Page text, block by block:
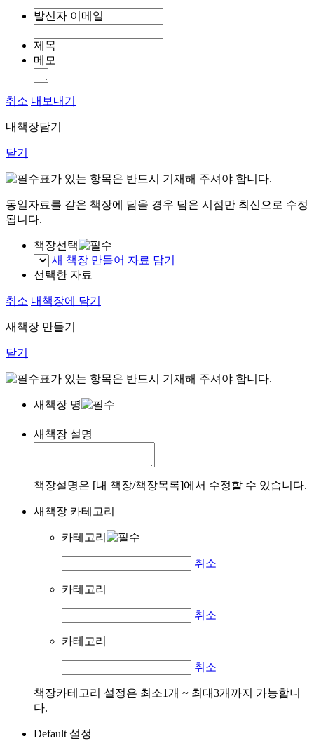
발신자 이메일
제목
메모
취소 내보내기
내책장담기
닫기
표가 있는 항목은 반드시 기재해 주셔야 합니다.
동일자료를 같은 책장에 담을 경우 담은 시점만 최신으로 수정
됩니다.
책장선택
새 책장 만들어 자료 담기
선택한 자료
취소 내책장에 담기
새책장 만들기
닫기
표가 있는 항목은 반드시 기재해 주셔야 합니다.
새책장 명
새책장 설명
책장설명은 [내 책장/책장목록]에서 수정할 수 있습니다.
새책장 카테고리
카테고리
취소
카테고리
취소
카테고리
취소
책장카테고리 설정은 최소1개 ~ 최대3개까지 가능합니
다.
Default 설정